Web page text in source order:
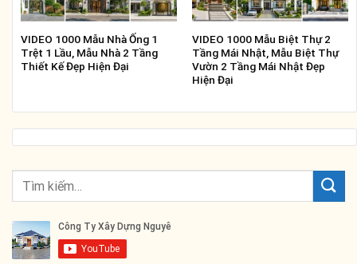
VIDEO 1000 Mẫu Nhà Ống 1
Trệt 1 Lầu, Mẫu Nhà 2 Tầng
Thiết Kế Đẹp Hiện Đại
VIDEO 1000 Mẫu Biệt Thự 2
Tầng Mái Nhật, Mẫu Biệt Thự
Vườn 2 Tầng Mái Nhật Đẹp
Hiện Đại